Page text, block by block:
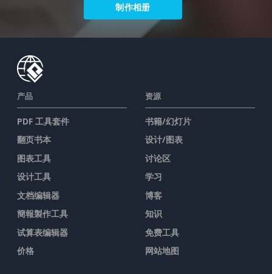
制作相册
产品
PDF 工具套件
翻页书本
图表工具
设计工具
文档编辑器
簡報製作工具
试算表编辑器
价格
资源
书籍/幻灯片
设计/图表
讨论区
学习
博客
知识
免费工具
网站地图